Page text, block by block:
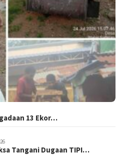
13 Ekor…
Tangani Dugaan TIPI…